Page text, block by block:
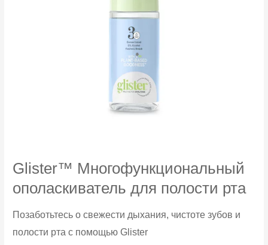
Glister™ Многофункциональный
ополаскиватель для полости рта
Позаботьтесь о свежести дыхания, чистоте зубов и
полости рта с помощью Glister